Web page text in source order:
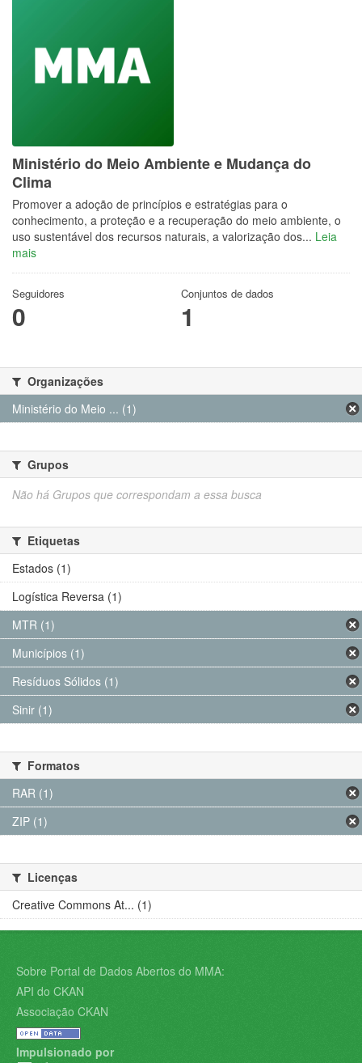
Ministério do Meio Ambiente e Mudança do
Clima
Promover a adoção de princípios e estratégias para o
conhecimento, a proteção e a recuperação do meio ambiente, o
uso sustentável dos recursos naturais, a valorização dos... Leia
mais
Seguidores
0
Conjuntos de dados
1
Organizações
Ministério do Meio ... (1)
Grupos
Não há Grupos que correspondam a essa busca
Etiquetas
Estados (1)
Logística Reversa (1)
MTR (1)
Municípios (1)
Resíduos Sólidos (1)
Sinir (1)
Formatos
RAR (1)
ZIP (1)
Licenças
Creative Commons At... (1)
Sobre Portal de Dados Abertos do MMA:
API do CKAN
Associação CKAN
Impulsionado por